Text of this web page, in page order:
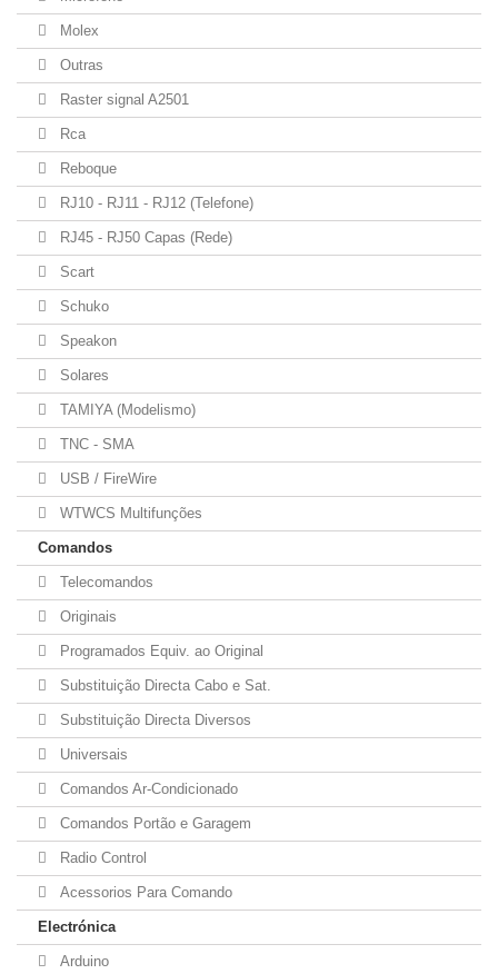
Molex
Outras
Raster signal A2501
Rca
Reboque
RJ10 - RJ11 - RJ12 (Telefone)
RJ45 - RJ50 Capas (Rede)
Scart
Schuko
Speakon
Solares
TAMIYA (Modelismo)
TNC - SMA
USB / FireWire
WTWCS Multifunções
Comandos
Telecomandos
Originais
Programados Equiv. ao Original
Substituição Directa Cabo e Sat.
Substituição Directa Diversos
Universais
Comandos Ar-Condicionado
Comandos Portão e Garagem
Radio Control
Acessorios Para Comando
Electrónica
Arduino